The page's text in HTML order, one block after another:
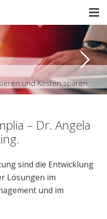
und Kosten sparen
– Dr. Angela
sind die Entwicklung
Lösungen im
und im